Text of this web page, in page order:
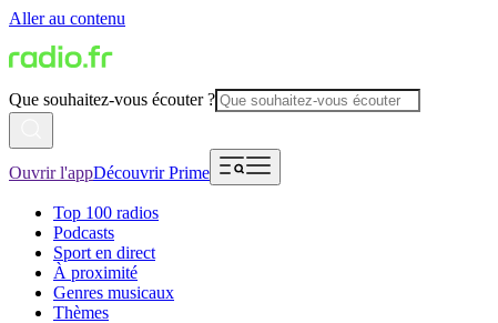
Aller au contenu
Que souhaitez-vous écouter ?
Ouvrir l'appDécouvrir Prime
Top 100 radios
Podcasts
Sport en direct
À proximité
Genres musicaux
Thèmes